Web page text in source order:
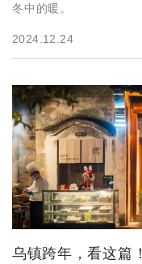
冬中的暖。
2024.12.24
乌镇跨年，看这篇！